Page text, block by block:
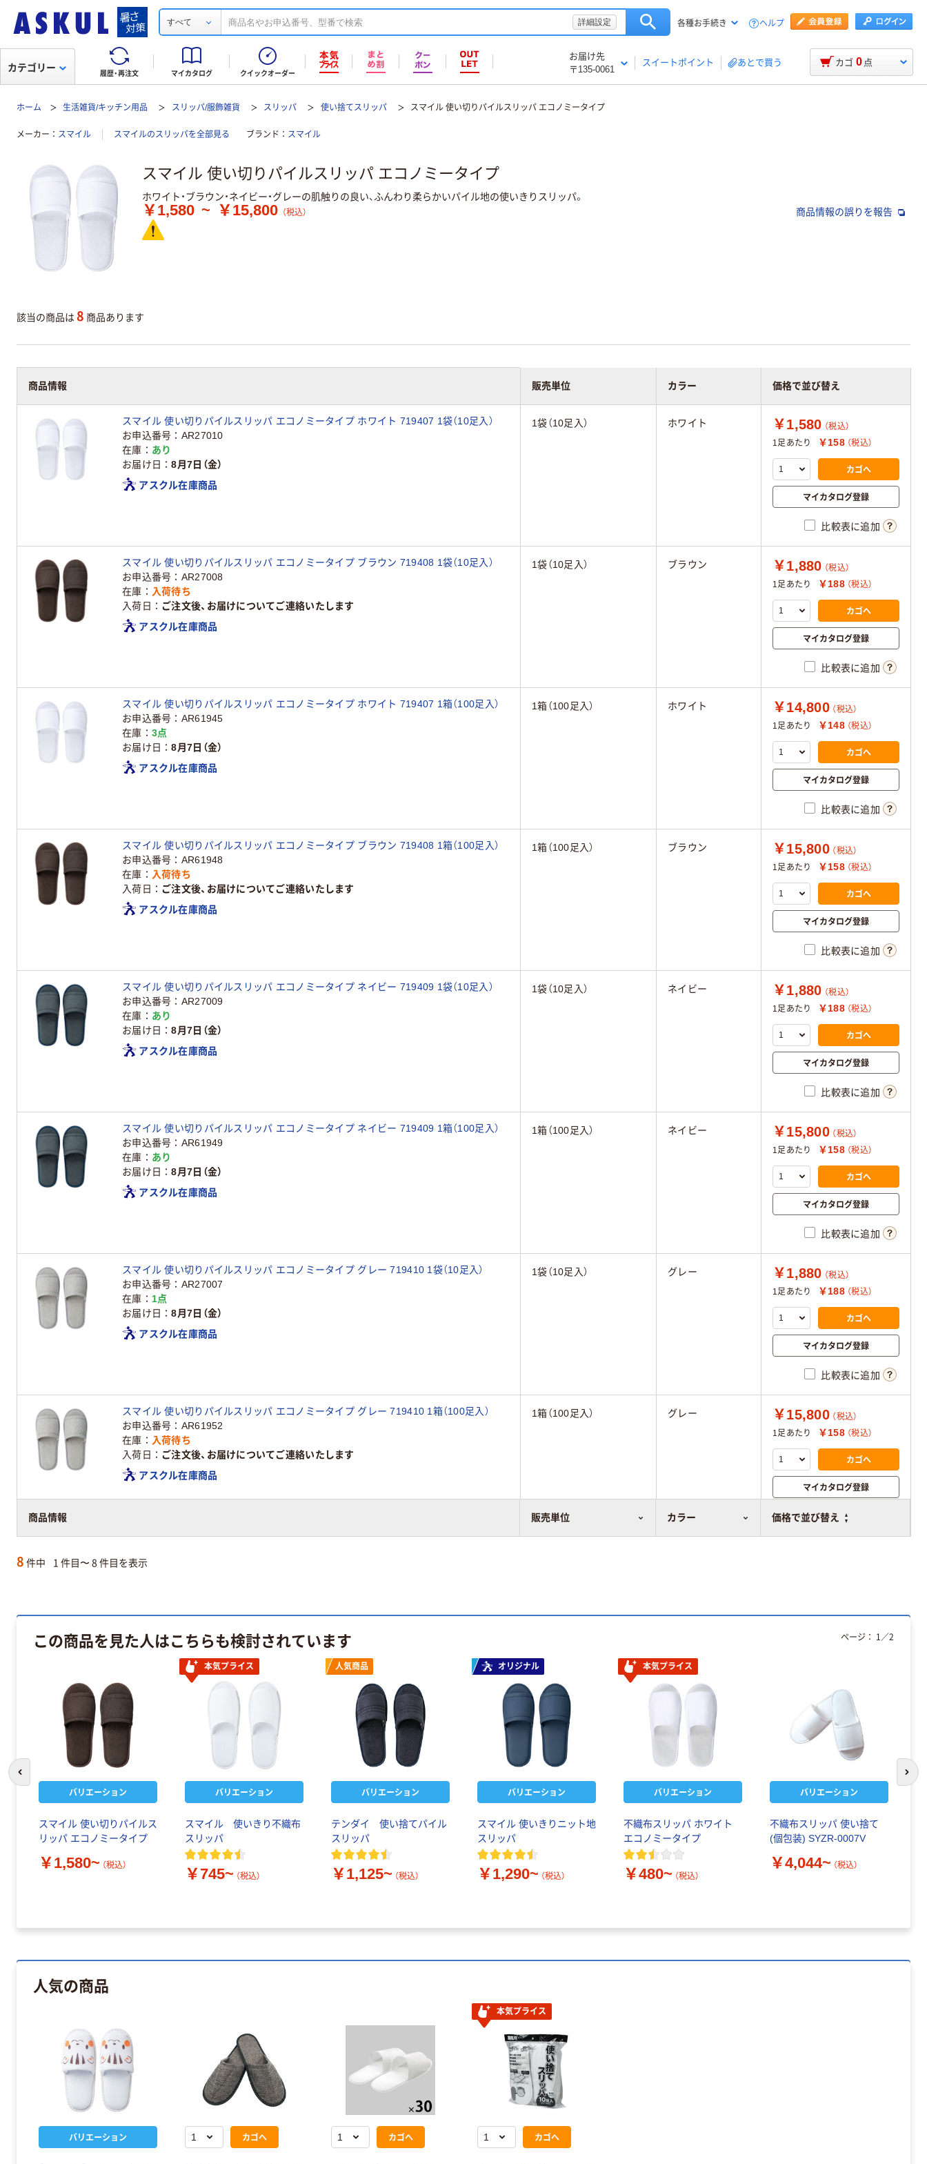
すべて 詳細設定 各種お手続き ヘルプ
履歴・再注文 マイカタログ クイックオーダー
お届け先
〒135-0061
スイートポイント あとで買う
カテゴリー カゴ 0 点
ホーム 生活雑貨/キッチン用品 スリッパ/服飾雑貨 スリッパ 使い捨てスリッパ スマイル 使い切りパイルスリッパ エコノミータイプ
メーカー スマイル スマイルのスリッパを全部見る ブランド スマイル
スマイル 使い切りパイルスリッパ エコノミータイプ
ホワイト・ブラウン・ネイビー・グレーの肌触りの良い、ふんわり柔らかいパイル地の使いきりスリッパ。
￥1,580 ~ ￥15,800 （税込） 商品情報の誤りを報告
該当の商品は 8 商品あります
商品情報 販売単位 カラー 価格で並び替え
商品情報 販売単位 カラー 価格で並び替え
スマイル 使い切りパイルスリッパ エコノミータイプ ホワイト 719407 1袋（10足入）
お申込番号
AR27010
在庫
あり
お届け日
8月7日（金）
アスクル在庫商品
1袋（10足入） ホワイト ￥1,580 （税込）
1足あたり
￥158 （税込）
カゴへ
マイカタログ登録
比較表に追加
スマイル 使い切りパイルスリッパ エコノミータイプ ブラウン 719408 1袋（10足入）
お申込番号
AR27008
在庫
入荷待ち
入荷日
ご注文後、お届けについてご連絡いたします
アスクル在庫商品
1袋（10足入） ブラウン ￥1,880 （税込）
1足あたり
￥188 （税込）
カゴへ
マイカタログ登録
比較表に追加
スマイル 使い切りパイルスリッパ エコノミータイプ ホワイト 719407 1箱（100足入）
お申込番号
AR61945
在庫
3点
お届け日
8月7日（金）
アスクル在庫商品
1箱（100足入） ホワイト ￥14,800 （税込）
1足あたり
￥148 （税込）
カゴへ
マイカタログ登録
比較表に追加
スマイル 使い切りパイルスリッパ エコノミータイプ ブラウン 719408 1箱（100足入）
お申込番号
AR61948
在庫
入荷待ち
入荷日
ご注文後、お届けについてご連絡いたします
アスクル在庫商品
1箱（100足入） ブラウン ￥15,800 （税込）
1足あたり
￥158 （税込）
カゴへ
マイカタログ登録
比較表に追加
スマイル 使い切りパイルスリッパ エコノミータイプ ネイビー 719409 1袋（10足入）
お申込番号
AR27009
在庫
あり
お届け日
8月7日（金）
アスクル在庫商品
1袋（10足入） ネイビー ￥1,880 （税込）
1足あたり
￥188 （税込）
カゴへ
マイカタログ登録
比較表に追加
スマイル 使い切りパイルスリッパ エコノミータイプ ネイビー 719409 1箱（100足入）
お申込番号
AR61949
在庫
あり
お届け日
8月7日（金）
アスクル在庫商品
1箱（100足入） ネイビー ￥15,800 （税込）
1足あたり
￥158 （税込）
カゴへ
マイカタログ登録
比較表に追加
スマイル 使い切りパイルスリッパ エコノミータイプ グレー 719410 1袋（10足入）
お申込番号
AR27007
在庫
1点
お届け日
8月7日（金）
アスクル在庫商品
1袋（10足入） グレー ￥1,880 （税込）
1足あたり
￥188 （税込）
カゴへ
マイカタログ登録
比較表に追加
スマイル 使い切りパイルスリッパ エコノミータイプ グレー 719410 1箱（100足入）
お申込番号
AR61952
在庫
入荷待ち
入荷日
ご注文後、お届けについてご連絡いたします
アスクル在庫商品
1箱（100足入） グレー ￥15,800 （税込）
1足あたり
￥158 （税込）
カゴへ
マイカタログ登録
比較表に追加
8 件中 1 件目〜 8 件目を表示
この商品を見た人はこちらも検討されています
バリエーション
スマイル 使い切りパイルス
リッパ エコノミータイプ
￥1,580~ （税込）
本気プライス
バリエーション
スマイル 使いきり不織布
スリッパ
￥745~ （税込）
人気商品
バリエーション
テンダイ 使い捨てパイル
スリッパ
￥1,125~ （税込）
オリジナル
バリエーション
スマイル 使いきりニット地
スリッパ
￥1,290~ （税込）
本気プライス
バリエーション
不織布スリッパ ホワイト
エコノミータイプ
￥480~ （税込）
バリエーション
不織布スリッパ 使い捨て
(個包装) SYZR-0007V
￥4,044~ （税込）
ページ： 1 ／2
前のスライドへ 次
人気の商品
バリエーション カゴへ カゴへ
本気プライス
カゴへ